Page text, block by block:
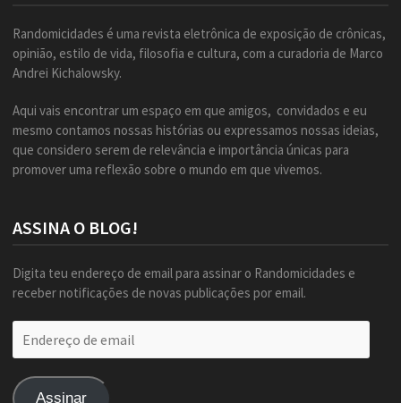
Randomicidades é uma revista eletrônica de exposição de crônicas,
opinião, estilo de vida, filosofia e cultura, com a curadoria de Marco
Andrei Kichalowsky.
Aqui vais encontrar um espaço em que amigos, convidados e eu
mesmo contamos nossas histórias ou expressamos nossas ideias,
que considero serem de relevância e importância únicas para
promover uma reflexão sobre o mundo em que vivemos.
ASSINA O BLOG!
Digita teu endereço de email para assinar o Randomicidades e
receber notificações de novas publicações por email.
de
Assinar